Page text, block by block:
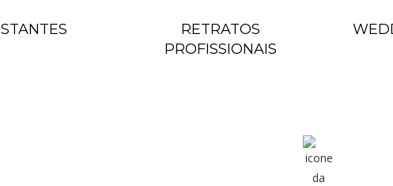
RETRATOS
PROFISSIONAIS